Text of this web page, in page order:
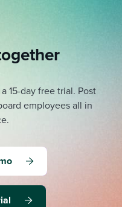
15-day free trial. Post
employees all in